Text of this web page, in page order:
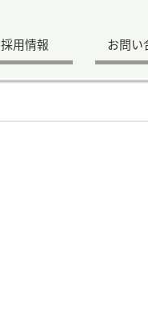
採用情報 お問い